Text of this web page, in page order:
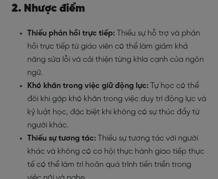
2. Nhược điểm
Thiếu phản hồi trực tiếp: Thiếu sự hỗ trợ và phản
hồi trực tiếp từ giáo viên có thể làm giảm khả
năng sửa lỗi và cải thiện từng khía cạnh của ngôn
ngữ.
Khó khăn trong việc giữ động lực:
Tự học có thể
đôi khi gặp khó khăn trong việc duy trì động lực và
kỷ luật học, đặc biệt khi không có sự thúc đẩy từ
người khác.
Thiếu sự tương tác:
Thiếu sự tương tác với người
khác và không có cơ hội thực hành giao tiếp thực
tế có thể làm trì hoãn quá trình tiến triển trong